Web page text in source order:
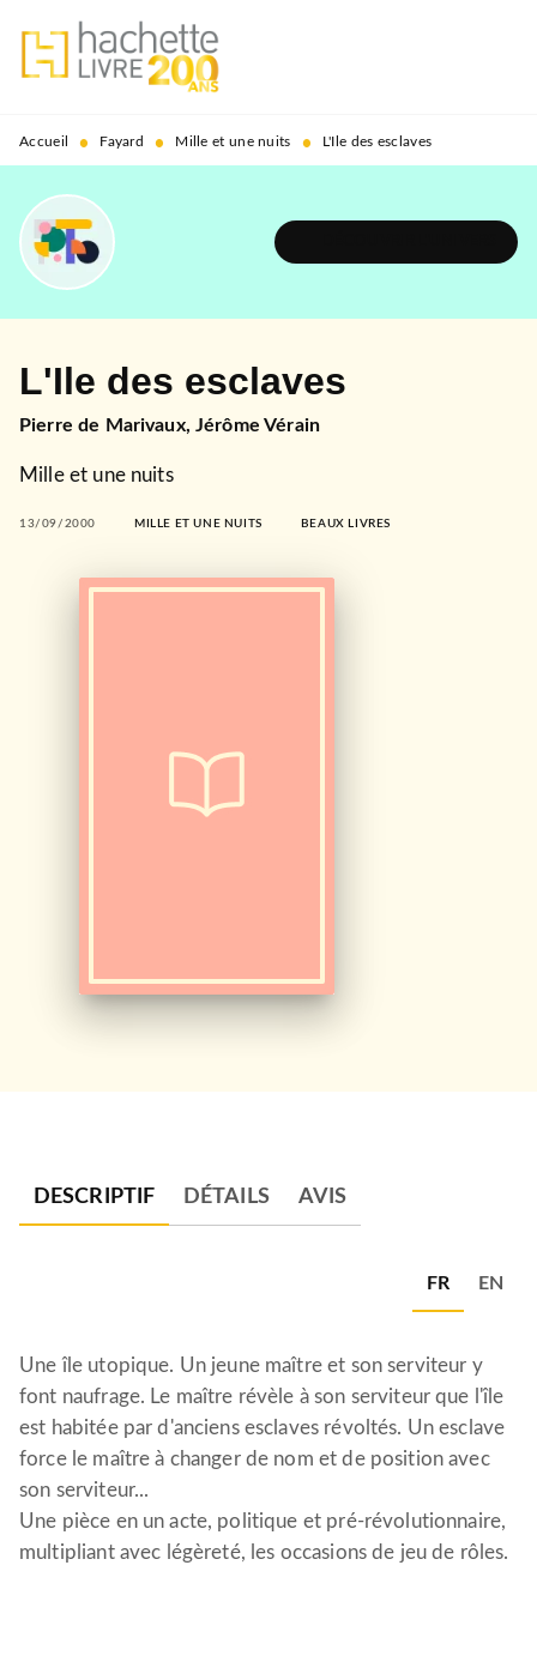
MENU RECHERCHE
PIED DE PAGE
Accueil • Fayard • Mille et une nuits • L'Ile des esclaves
L'Ile des esclaves
Pierre de Marivaux,Jérôme Vérain
Mille et une nuits
13/09/2000 MILLE ET UNE NUITS BEAUX LIVRES
DESCRIPTIF DÉTAILS AVIS
FR EN
Une île utopique. Un jeune maître et son serviteur y
font naufrage. Le maître révèle à son serviteur que l'île
est habitée par d'anciens esclaves révoltés. Un esclave
force le maître à changer de nom et de position avec
son serviteur...
Une pièce en un acte, politique et pré-révolutionnaire,
multipliant avec légèreté, les occasions de jeu de rôles.